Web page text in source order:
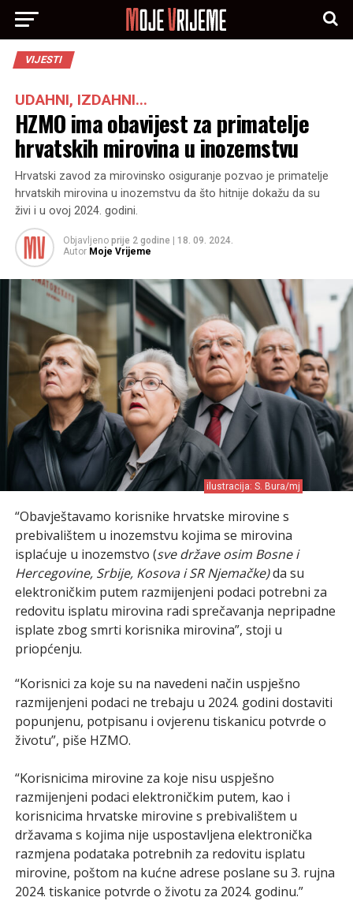
VIJESTI
UDAHNI, IZDAHNI...
HZMO ima obavijest za primatelje
hrvatskih mirovina u inozemstvu
Hrvatski zavod za mirovinsko osiguranje pozvao je primatelje
hrvatskih mirovina u inozemstvu da što hitnije dokažu da su
živi i u ovoj 2024. godini.
Objavljeno prije 2 godine
18. 09. 2024.
Autor Moje Vrijeme
ilustracija: S. Bura/mj
“Obavještavamo korisnike hrvatske mirovine s
prebivalištem u inozemstvu kojima se mirovina
isplaćuje u inozemstvo (sve države osim Bosne i
Hercegovine, Srbije, Kosova i SR Njemačke)da su
elektroničkim putem razmijenjeni podaci potrebni za
redovitu isplatu mirovina radi sprečavanja nepripadne
isplate zbog smrti korisnika mirovina”, stoji u
priopćenju.
“Korisnici za koje su na navedeni način uspješno
razmijenjeni podaci ne trebaju u 2024. godini dostaviti
popunjenu, potpisanu i ovjerenu tiskanicu potvrde o
životu”, piše HZMO.
“Korisnicima mirovine za koje nisu uspješno
razmijenjeni podaci elektroničkim putem, kao i
korisnicima hrvatske mirovine s prebivalištem u
državama s kojima nije uspostavljena elektronička
razmjena podataka potrebnih za redovitu isplatu
mirovine, poštom na kućne adrese poslane su 3. rujna
2024. tiskanice potvrde o životu za 2024. godinu.”